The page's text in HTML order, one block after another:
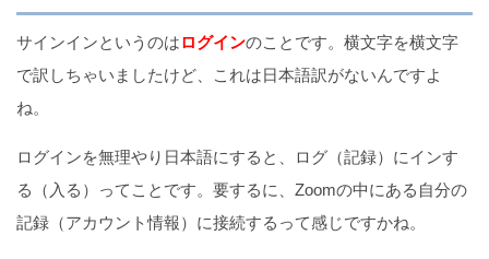
サインインというのはログインのことです。横文字を横文字
で訳しちゃいましたけど、これは日本語訳がないんですよ
ね。
ログインを無理やり日本語にすると、ログ（記録）にインす
る（入る）ってことです。要するに、Zoomの中にある自分の
記録（アカウント情報）に接続するって感じですかね。